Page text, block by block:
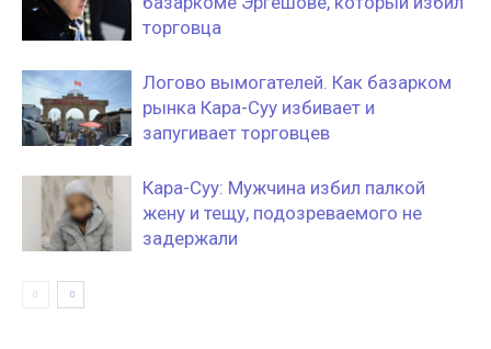
торговца
Логово вымогателей. Как базарком
рынка Кара-Суу избивает и
запугивает торговцев
Кара-Суу: Мужчина избил палкой
жену и тещу, подозреваемого не
задержали